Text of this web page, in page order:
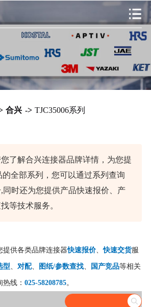
合兴 -> TJC35006系列
了解合兴连接器品牌详情，为您提
的全部系列，您可以通过系列查询
同时还为您提供产品快速报价、产
等技术服务。
提供各类品牌连接器快速报价、快速交货服
型 对配、 图纸/参数查找、 国产竞品等相关
线： 025-58208785。